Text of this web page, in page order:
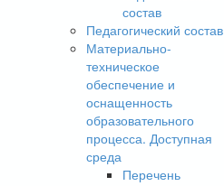
состав
Педагогический состав
Материально-
техническое
обеспечение и
оснащенность
образовательного
процесса. Доступная
среда
Перечень